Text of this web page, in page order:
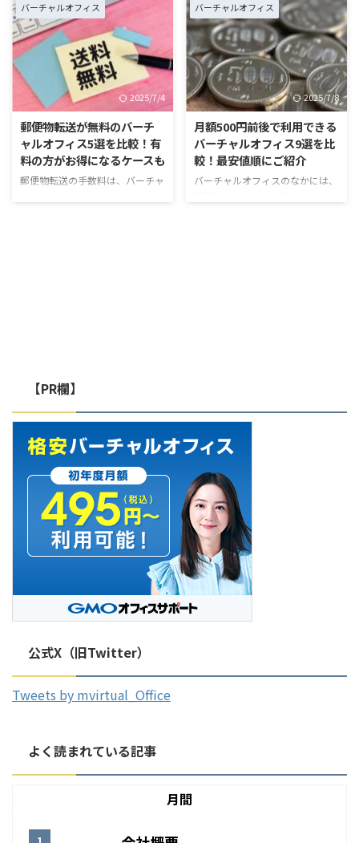
の公式サイトを見比べたものの、
「いくらかかるのかが把握しづら
い」とお困りではないでしょう
か。料金を把握・比較するには、
サービス内容ごとに合計費用を算
出する必要があります。 本記事
では、バーチャルオフィスのサー
場を紹介します。また、一般的な
料金体系を一覧表にまとめていま
すので、費用感を知りたい方はぜ
ひご覧ください。 https://mr-
ら無料で借りられるのでは？」と
お考えの方もいらっしゃるのでは
ないでしょうか？とくに、事業を
立ち上げた当初は、ランニングコ
ストをできるだけ抑えたいと思う
ものです。 そこで本記事では、
無料で住所が借りられるバーチャ
ルオフィスは存在するのかを紹介
します。月々の出費を抑え、事業
用の住所を借りたい方はぜひ最後
までご覧ください。 https://mr-
virtual-office.jp/virtual-office-
バーチャルオフィス
2025/7/4
郵便物転送が無料のバーチ
ャルオフィス5選を比較！有
料の方がお得になるケースも
郵便物転送の手数料は、バーチャ
ュレーションしています。
office.jp/virtual-office-mail- ...
バーチャルオフィス
2025/7/8
月額500円前後で利用できる
バーチャルオフィス9選を比
較！最安値順にご紹介
バーチャルオフィスのなかには、
virtual-of ...
【PR欄】
公式X（旧Twitter）
Tweets by mvirtual_Office
よく読まれている記事
月間